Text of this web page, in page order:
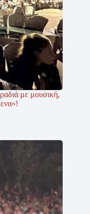
με μουσική,